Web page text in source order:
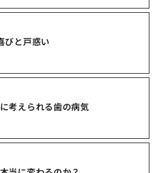
びと戸惑い
考えられる歯の病気